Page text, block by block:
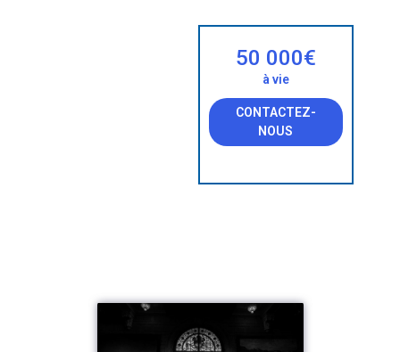
50 000€
à vie
CONTACTEZ-
NOUS
50 000€
à vie
CONTACTEZ-
NOUS